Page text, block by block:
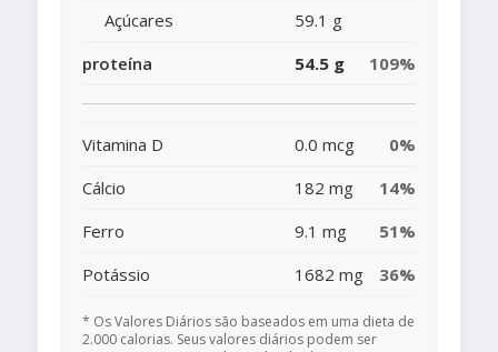
Açúcares
59.1 g
proteína
54.5 g 109%
Vitamina D 0.0 mcg
0%
Cálcio
182 mg
14%
Ferro
9.1 mg
51%
Potássio
1682 mg 36%
* Os Valores Diários são baseados em uma dieta de
2.000 calorias. Seus valores diários podem ser